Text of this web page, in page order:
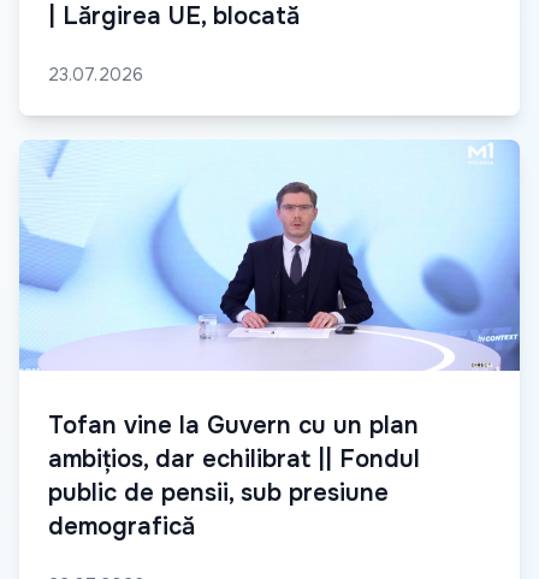
| Lărgirea UE, blocată
23.07.2026
Tofan vine la Guvern cu un plan
ambițios, dar echilibrat || Fondul
public de pensii, sub presiune
demografică